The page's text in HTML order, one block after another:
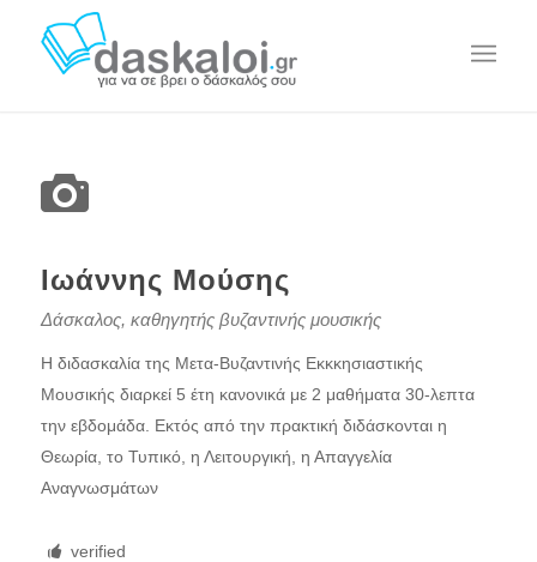
Ιωάννης Μούσης
Δάσκαλος, καθηγητής βυζαντινής μουσικής
Η διδασκαλία της Μετα-Βυζαντινής Εκκκησιαστικής
Μουσικής διαρκεί 5 έτη κανονικά με 2 μαθήματα 30-λεπτα
την εβδομάδα. Εκτός από την πρακτική διδάσκονται η
Θεωρία, το Τυπικό, η Λειτουργική, η Απαγγελία
Αναγνωσμάτων
verified